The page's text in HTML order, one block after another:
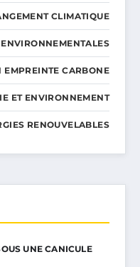
CLIMATIQUE
EMPREINTE CARBONE
ET ENVIRONNEMENT
RENOUVELABLES
UNE CANICULE